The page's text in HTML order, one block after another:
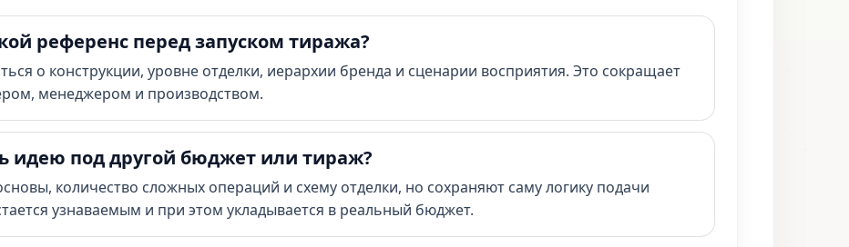
референс перед запуском тиража?
о конструкции, уровне отделки, иерархии бренда и сценарии восприятия. Это сокращает
менеджером и производством.
идею под другой бюджет или тираж?
количество сложных операций и схему отделки, но сохраняют саму логику подачи
узнаваемым и при этом укладывается в реальный бюджет.